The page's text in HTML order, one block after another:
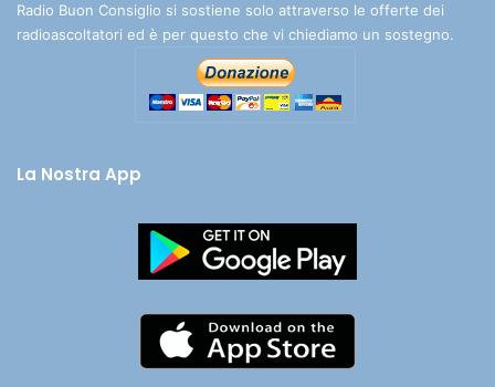
Radio Buon Consiglio si sostiene solo attraverso le offerte dei
radioascoltatori ed è per questo che vi chiediamo un sostegno.
La Nostra App